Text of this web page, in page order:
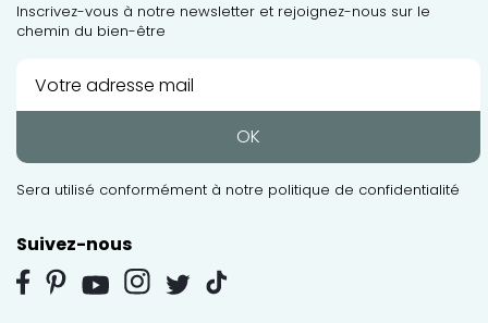
Inscrivez-vous à notre newsletter et rejoignez-nous sur le
chemin du bien-être
OK
Sera utilisé conformément à notre politique de confidentialité
Suivez-nous